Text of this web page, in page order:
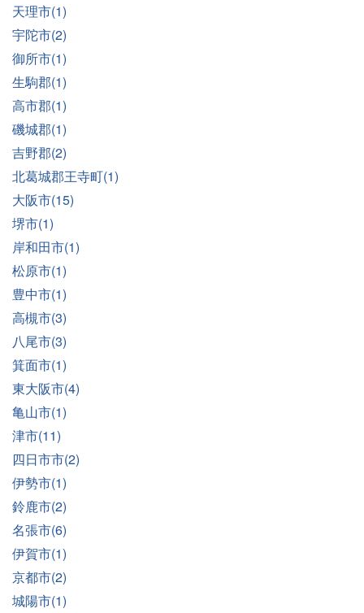
天理市(1)
宇陀市(2)
御所市(1)
生駒郡(1)
高市郡(1)
磯城郡(1)
吉野郡(2)
北葛城郡王寺町(1)
大阪市(15)
堺市(1)
岸和田市(1)
松原市(1)
豊中市(1)
高槻市(3)
八尾市(3)
箕面市(1)
東大阪市(4)
亀山市(1)
津市(11)
四日市市(2)
伊勢市(1)
鈴鹿市(2)
名張市(6)
伊賀市(1)
京都市(2)
城陽市(1)